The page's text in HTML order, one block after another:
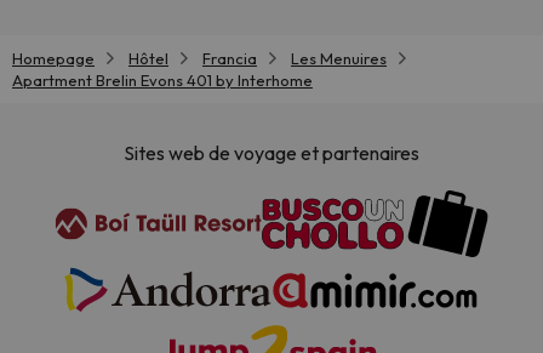
Homepage Hôtel Francia
Les Menuires
Apartment Brelin Evons 401 by Interhome
Sites web de voyage et partenaires